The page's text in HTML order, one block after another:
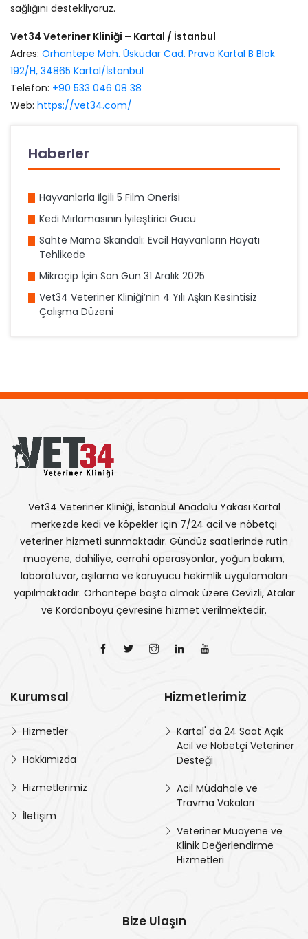
sağlığını destekliyoruz.
Vet34 Veteriner Kliniği – Kartal / İstanbul
Adres: Orhantepe Mah. Üsküdar Cad. Prava Kartal B Blok
192/H, 34865 Kartal/İstanbul
Telefon: +90 533 046 08 38
Web: https://vet34.com/
Haberler
Hayvanlarla İlgili 5 Film Önerisi
Kedi Mırlamasının İyileştirici Gücü
Sahte Mama Skandalı: Evcil Hayvanların Hayatı
Tehlikede
Mikroçip İçin Son Gün 31 Aralık 2025
Vet34 Veteriner Kliniği’nin 4 Yılı Aşkın Kesintisiz
Çalışma Düzeni
Vet34 Veteriner Kliniği, İstanbul Anadolu Yakası Kartal
merkezde kedi ve köpekler için 7/24 acil ve nöbetçi
veteriner hizmeti sunmaktadır. Gündüz saatlerinde rutin
muayene, dahiliye, cerrahi operasyonlar, yoğun bakım,
laboratuvar, aşılama ve koruyucu hekimlik uygulamaları
yapılmaktadır. Orhantepe başta olmak üzere Cevizli, Atalar
ve Kordonboyu çevresine hizmet verilmektedir.
Kurumsal
Hizmetler
Hakkımızda
Hizmetlerimiz
İletişim
Hizmetlerimiz
Kartal' da 24 Saat Açık
Acil ve Nöbetçi Veteriner
Desteği
Acil Müdahale ve
Travma Vakaları
Veteriner Muayene ve
Klinik Değerlendirme
Hizmetleri
Bize Ulaşın